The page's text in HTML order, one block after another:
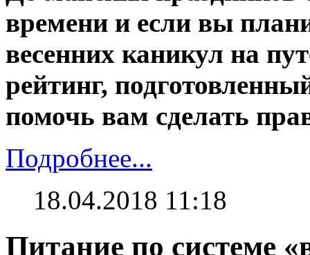
времени и если вы
весенних каникул на
рейтинг,
помочь вам сделать
Подробнее...
18.04.2018 11:18
Питание по системе